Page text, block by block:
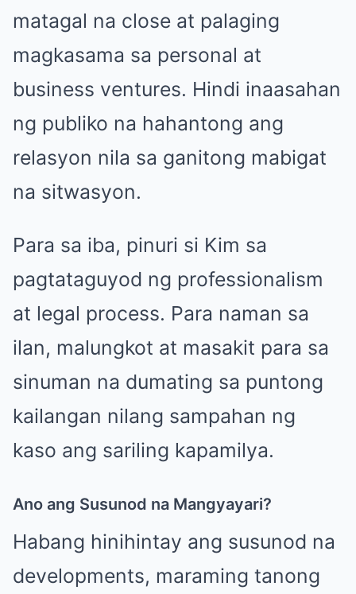
matagal na close at palaging
magkasama sa personal at
business ventures. Hindi inaasahan
ng publiko na hahantong ang
relasyon nila sa ganitong mabigat
na sitwasyon.
Para sa iba, pinuri si Kim sa
pagtataguyod ng professionalism
at legal process. Para naman sa
ilan, malungkot at masakit para sa
sinuman na dumating sa puntong
kailangan nilang sampahan ng
kaso ang sariling kapamilya.
Ano ang Susunod na Mangyayari?
Habang hinihintay ang susunod na
developments, maraming tanong